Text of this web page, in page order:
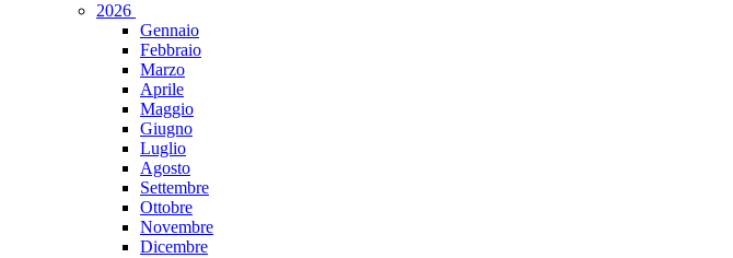
2026
Gennaio
Febbraio
Marzo
Aprile
Maggio
Giugno
Luglio
Agosto
Settembre
Ottobre
Novembre
Dicembre